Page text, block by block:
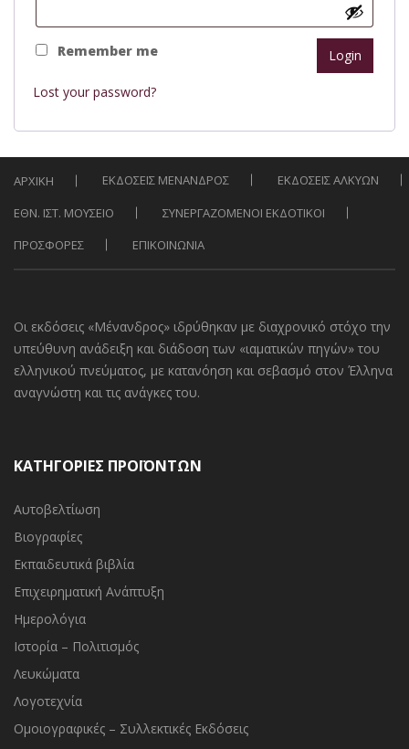
Alternative:
Remember me
Lost your password?
ΑΡΧΙΚΗ ΕΚΔΟΣΕΙΣ ΜΕΝΑΝΔΡΟΣ
ΕΚΔΟΣΕΙΣ ΑΛΚΥΩΝ
ΕΘΝ. ΙΣΤ. ΜΟΥΣΕΙΟ
ΣΥΝΕΡΓΑΖΟΜΕΝΟΙ ΕΚΔΟΤΙΚΟΙ
ΠΡΟΣΦΟΡΕΣ
ΕΠΙΚΟΙΝΩΝΙΑ
Οι εκδόσεις «Μένανδρος» ιδρύθηκαν με διαχρονικό στόχο την
υπεύθυνη ανάδειξη και διάδοση των «ιαματικών πηγών» του
ελληνικού πνεύματος, με κατανόηση και σεβασμό στον Έλληνα
αναγνώστη και τις ανάγκες του.
ΚΑΤΗΓΟΡΙΕΣ ΠΡΟΪΟΝΤΩΝ
Αυτοβελτίωση
Βιογραφίες
Εκπαιδευτικά βιβλία
Επιχειρηματική Ανάπτυξη
Ημερολόγια
Ιστορία – Πολιτισμός
Λευκώματα
Λογοτεχνία
Ομοιογραφικές – Συλλεκτικές Εκδόσεις